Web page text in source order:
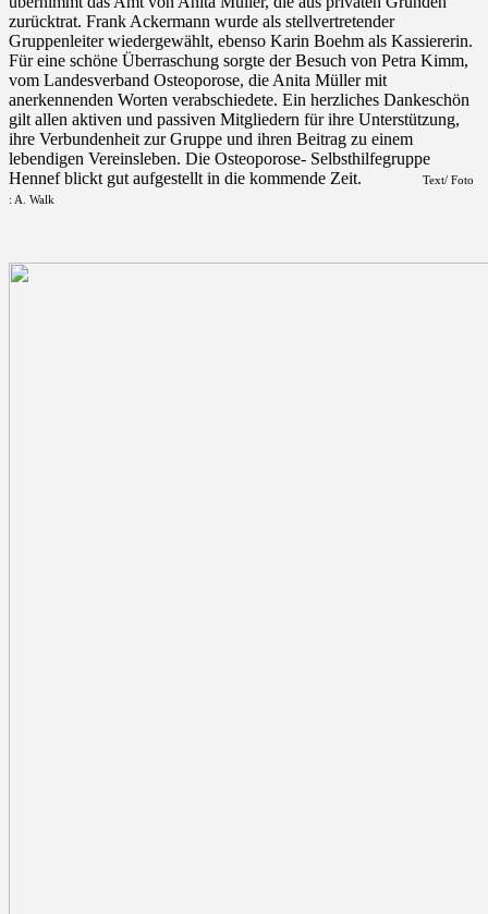
zurücktrat. Frank Ackermann wurde als stellvertretender
Gruppenleiter wiedergewählt, ebenso Karin Boehm als Kassiererin.
Für eine schöne Überraschung sorgte der Besuch von Petra Kimm,
vom Landesverband Osteoporose, die Anita Müller mit
anerkennenden Worten verabschiedete. Ein herzliches Dankeschön
gilt allen aktiven und passiven Mitgliedern für ihre Unterstützung,
ihre Verbundenheit zur Gruppe und ihren Beitrag zu einem
lebendigen Vereinsleben. Die Osteoporose- Selbsthilfegruppe
Hennef blickt gut aufgestellt in die kommende Zeit.
Text/ Foto
: A. Walk